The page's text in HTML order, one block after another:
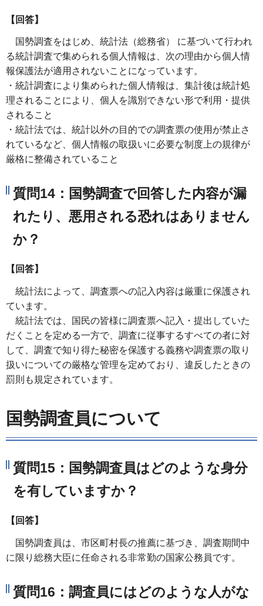
【回答】
国勢調査をはじめ、統計法（総務省） に基づいて行われ
る統計調査で集められる個人情報は、次の理由から個人情
報保護法が適用されないことになっています。
・統計調査により集められた個人情報は、集計後は統計処
理されることにより、個人を識別できない形で利用・提供
されること
・統計法では、統計以外の目的での調査票の使用が禁止さ
れているなど、個人情報の取扱いに必要な制度上の規律が
厳格に整備されていること
質問14：国勢調査で回答した内容が漏
れたり、悪用される恐れはありません
か？
【回答】
統計法によって、調査票への記入内容は厳重に保護され
ています。
統計法では、国民の皆様に調査票へ記入・提出していた
だくことを定める一方で、調査に従事するすべての者に対
して、調査で知り得た秘密を保護する義務や調査票の取り
扱いについての厳格な管理を定めており、違反したときの
罰則も規定されています。
国勢調査員について
質問15：国勢調査員はどのような身分
を有していますか？
【回答】
国勢調査員は、市区町村長の推薦に基づき、調査期間中
に限り総務大臣に任命される非常勤の国家公務員です。
質問16：調査員にはどのような人がな